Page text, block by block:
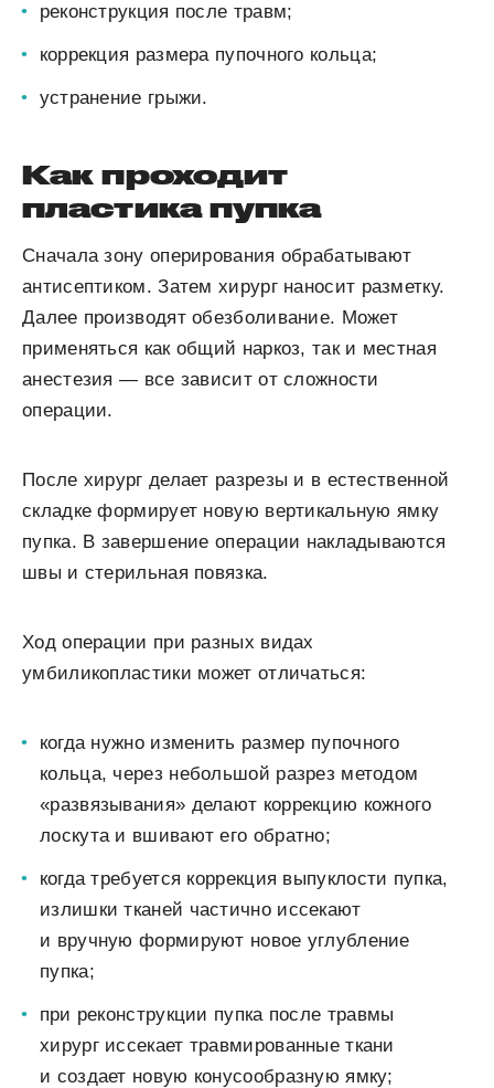
реконструкция после травм;
коррекция размера пупочного кольца;
устранение грыжи.
Как проходит
пластика пупка
Сначала зону оперирования обрабатывают
антисептиком. Затем хирург наносит разметку.
Далее производят обезболивание. Может
применяться как общий наркоз, так и местная
анестезия ― все зависит от сложности
операции.
После хирург делает разрезы и в естественной
складке формирует новую вертикальную ямку
пупка. В завершение операции накладываются
швы и стерильная повязка.
Ход операции при разных видах
умбиликопластики может отличаться:
когда нужно изменить размер пупочного
кольца, через небольшой разрез методом
«развязывания» делают коррекцию кожного
лоскута и вшивают его обратно;
когда требуется коррекция выпуклости пупка,
излишки тканей частично иссекают
и вручную формируют новое углубление
пупка;
при реконструкции пупка после травмы
хирург иссекает травмированные ткани
и создает новую конусообразную ямку;